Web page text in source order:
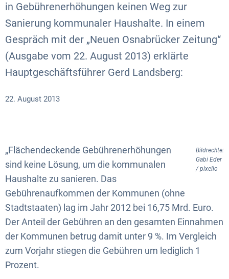
in Gebührenerhöhungen keinen Weg zur
Sanierung kommunaler Haushalte. In einem
Gespräch mit der „Neuen Osnabrücker Zeitung“
(Ausgabe vom 22. August 2013) erklärte
Hauptgeschäftsführer Gerd Landsberg:
22. August 2013
Bildrechte:
Gabi Eder
/ pixelio
„Flächendeckende Gebührenerhöhungen
sind keine Lösung, um die kommunalen
Haushalte zu sanieren. Das
Gebührenaufkommen der Kommunen (ohne
Stadtstaaten) lag im Jahr 2012 bei 16,75 Mrd. Euro.
Der Anteil der Gebühren an den gesamten Einnahmen
der Kommunen betrug damit unter 9 %. Im Vergleich
zum Vorjahr stiegen die Gebühren um lediglich 1
Prozent.